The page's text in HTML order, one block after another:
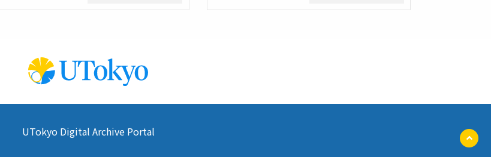
UTokyo Digital Archive Portal